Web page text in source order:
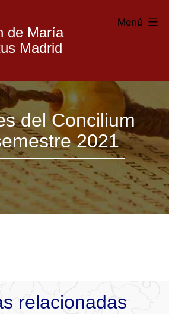
de María
Madrid
Menú
del Concilium
2021
relacionadas